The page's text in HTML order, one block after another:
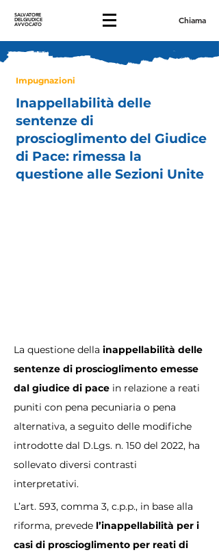
SALVATORE
DELGIUDICE
AVVOCATO Chiama
Impugnazioni
Inappellabilità delle
sentenze di
proscioglimento del Giudice
di Pace: rimessa la
questione alle Sezioni Unite
La questione della inappellabilità delle
sentenze di proscioglimento emesse
dal giudice di pace in relazione a reati
puniti con pena pecuniaria o pena
alternativa, a seguito delle modifiche
introdotte dal D.Lgs. n. 150 del 2022, ha
sollevato diversi contrasti
interpretativi.
L’art. 593, comma 3, c.p.p., in base alla
riforma, prevede l’inappellabilità per i
casi di proscioglimento per reati di